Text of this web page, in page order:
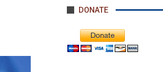
DONATE